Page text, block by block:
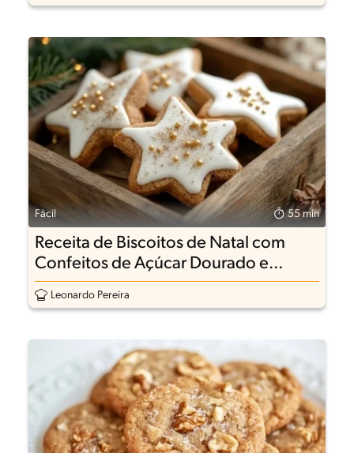
Fácil 55 min
Receita de Biscoitos de Natal com
Confeitos de Açúcar Dourado e
Prateado
Leonardo Pereira